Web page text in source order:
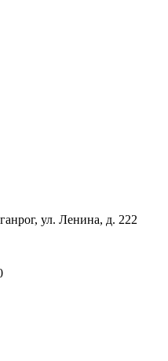
ул. Ленина, д. 222